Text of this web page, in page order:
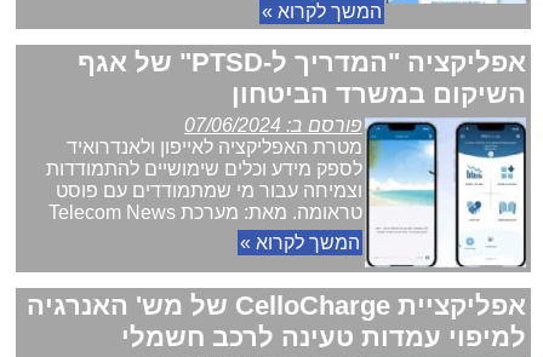
המשך לקרוא »
אפליקציה "המדריך ל-PTSD" של אגף
השיקום במשרד הביטחון
פורסם ב: 07/06/2024
מטרת האפליקציה לאייפון ולאנדרואיד
לספק מידע וכלים שימושיים להתמודדות
וצמיחה עבור מי שמתמודדים עם פוסט
טראומה. מאת: מערכת Telecom News
המשך לקרוא »
אפליקציית CelloCharge של מש' האנרגיה
למיפוי עמדות טעינה לרכב חשמלי